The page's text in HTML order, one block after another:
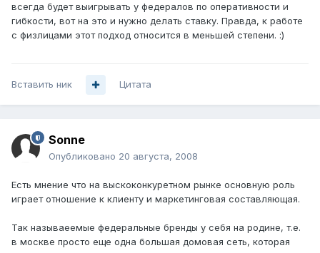
всегда будет выигрывать у федералов по оперативности и
гибкости, вот на это и нужно делать ставку. Правда, к работе
с физлицами этот подход относится в меньшей степени. :)
Вставить ник Цитата
Sonne
Опубликовано 20 августа, 2008
Есть мнение что на выскоконкуретном рынке основную роль
играет отношение к клиенту и маркетинговая составляющая.
Так называеемые федеральные бренды у себя на родине, т.е.
в москве просто еще одна большая домовая сеть, которая